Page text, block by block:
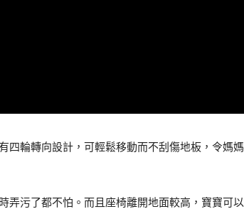
四輪轉向設計，可輕鬆移動而不刮傷地板，令媽媽
弄污了都不怕。而且座椅離開地面較高，寶寶可以